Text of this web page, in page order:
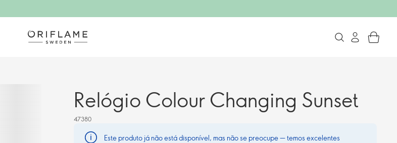
Relógio Colour Changing Sunset
47380
Este produto já não está disponível, mas não se preocupe — temos excelentes